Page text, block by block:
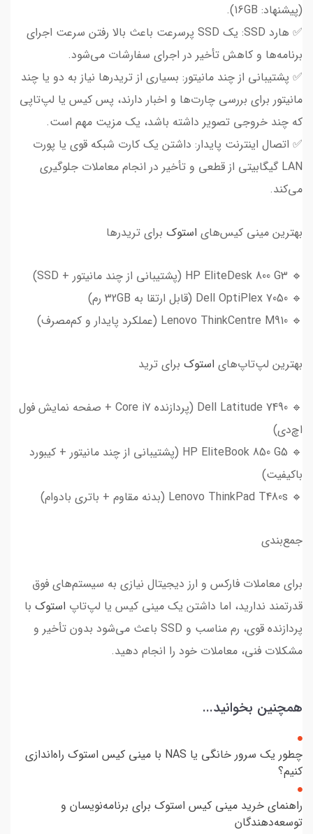
(پیشنهاد: 16GB).
✅ هارد SSD: یک SSD پرسرعت باعث بالا رفتن سرعت اجرای
برنامه‌ها و کاهش تأخیر در اجرای سفارشات می‌شود.
✅ پشتیبانی از چند مانیتور: بسیاری از تریدرها نیاز به دو یا چند
مانیتور برای بررسی چارت‌ها و اخبار دارند، پس کیس یا لپ‌تاپی
که چند خروجی تصویر داشته باشد، یک مزیت مهم است.
✅ اتصال اینترنت پایدار: داشتن یک کارت شبکه قوی یا پورت
LAN گیگابیتی از قطعی و تأخیر در انجام معاملات جلوگیری
می‌کند.
بهترین مینی کیس‌های استوک برای تریدرها
🔹 HP EliteDesk 800 G3 (پشتیبانی از چند مانیتور + SSD)
🔹 Dell OptiPlex 7050 (قابل ارتقا به 32GB رم)
🔹 Lenovo ThinkCentre M910 (عملکرد پایدار و کم‌مصرف)
بهترین لپ‌تاپ‌های استوک برای ترید
🔹 Dell Latitude 7490 (پردازنده Core i7 + صفحه نمایش فول
اچ‌دی)
🔹 HP EliteBook 850 G5 (پشتیبانی از چند مانیتور + کیبورد
باکیفیت)
🔹 Lenovo ThinkPad T480s (بدنه مقاوم + باتری بادوام)
جمع‌بندی
برای معاملات فارکس و ارز دیجیتال نیازی به سیستم‌های فوق
قدرتمند ندارید، اما داشتن یک مینی کیس یا لپ‌تاپ استوک با
پردازنده قوی، رم مناسب و SSD باعث می‌شود بدون تأخیر و
مشکلات فنی، معاملات خود را انجام دهید.
همچنین بخوانید...
چطور یک سرور خانگی یا NAS با مینی کیس استوک راه‌اندازی
کنیم؟
راهنمای خرید مینی کیس استوک برای برنامه‌نویسان و
توسعه‌دهندگان